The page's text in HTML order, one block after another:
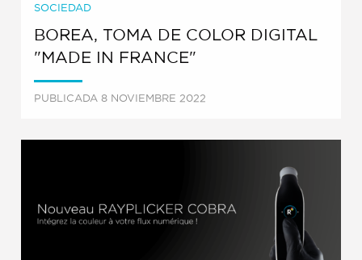
SOCIEDAD
BOREA, TOMA DE COLOR DIGITAL
"MADE IN FRANCE"
PUBLICADA 8 NOVIEMBRE 2022